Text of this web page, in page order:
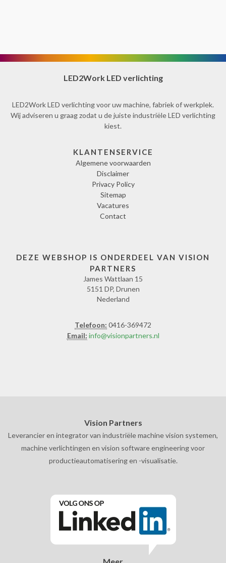
LED2Work LED verlichting
LED2Work LED verlichting voor uw machine, fabriek of werkplek.
Wij adviseren u graag zodat u de juiste industriële LED verlichting
kiest.
KLANTENSERVICE
Algemene voorwaarden
Disclaimer
Privacy Policy
Sitemap
Vacatures
Contact
DEZE WEBSHOP IS ONDERDEEL VAN VISION
PARTNERS
James Wattlaan 15
5151 DP, Drunen
Nederland
Telefoon: 0416-369472
Email: info@visionpartners.nl
Vision Partners
Leverancier en integrator van industriële machine vision systemen,
machine verlichtingen en vision software engineering voor
productieautomatisering en -visualisatie.